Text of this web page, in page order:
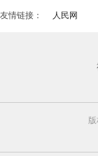
友情链接： 人民网